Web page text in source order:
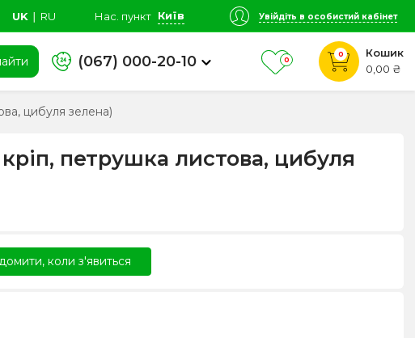
UK ∣ RU Нас. пункт Київ Увійдіть в особистий кабінет
(067) 000-20-10 0
0
Кошик
0,00 ₴
цибуля зелена)
петрушка листова, цибуля
коли з'явиться